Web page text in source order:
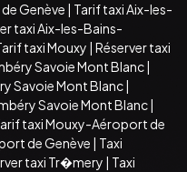
Genève | Tarif taxi Aix-les-
taxi Aix-les-Bains-
taxi Mouxy | Réserver taxi
Savoie Mont Blanc|
Savoie Mont Blanc|
Savoie Mont Blanc|
taxi Mouxy-Aéroport de
de Genève | Taxi
taxi Tr�mery | Taxi